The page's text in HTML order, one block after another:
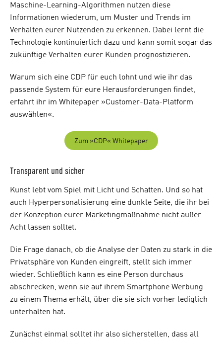
Maschine-Learning-Algorithmen nutzen diese
Informationen wiederum, um Muster und Trends im
Verhalten eurer Nutzenden zu erkennen. Dabei lernt die
Technologie kontinuierlich dazu und kann somit sogar das
zukünftige Verhalten eurer Kunden prognostizieren.
Warum sich eine CDP für euch lohnt und wie ihr das
passende System für eure Herausforderungen findet,
erfahrt ihr im Whitepaper »Customer-Data-Platform
auswählen«.
Zum »CDP« Whitepaper
Transparent und sicher
Kunst lebt vom Spiel mit Licht und Schatten. Und so hat
auch Hyperpersonalisierung eine dunkle Seite, die ihr bei
der Konzeption eurer Marketingmaßnahme nicht außer
Acht lassen solltet.
Die Frage danach, ob die Analyse der Daten zu stark in die
Privatsphäre von Kunden eingreift, stellt sich immer
wieder. Schließlich kann es eine Person durchaus
abschrecken, wenn sie auf ihrem Smartphone Werbung
zu einem Thema erhält, über die sie sich vorher lediglich
unterhalten hat.
Zunächst einmal solltet ihr also sicherstellen, dass all